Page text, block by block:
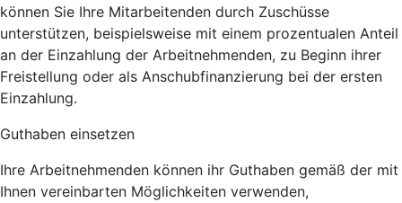
können Sie Ihre Mitarbeitenden durch Zuschüsse
unterstützen, beispielsweise mit einem prozentualen Anteil
an der Einzahlung der Arbeitnehmenden, zu Beginn ihrer
Freistellung oder als Anschubfinanzierung bei der ersten
Einzahlung.
Guthaben einsetzen
Ihre Arbeitnehmenden können ihr Guthaben gemäß der mit
Ihnen vereinbarten Möglichkeiten verwenden,